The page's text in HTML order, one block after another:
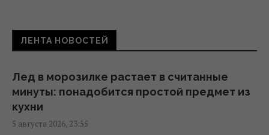
Проверено поколениями: 6 садовых
советов, которые по-прежнему остаются
06:55 четверг, 06 августа 2026
6 августа: церковный праздник сегодня,
какая примета в Яблочный Спас обещает
ЛЕНТА НОВОСТЕЙ
Лед в морозилке растает в считанные
минуты: понадобится простой предмет из
кухни
5 августа 2026, 23:55